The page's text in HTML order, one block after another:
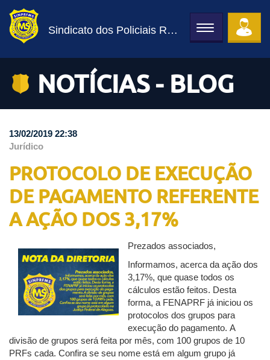
Sindicato dos Policiais Rodoviários Federais
Toggle
navigation
NOTÍCIAS - BLOG
13/02/2019 22:38
Jurídico
PROTOCOLO DE EXECUÇÃO
DE PAGAMENTO REFERENTE
A AÇÃO DOS 3,17%
Prezados associados,
Informamos, acerca da ação dos
3,17%, que quase todos os
cálculos estão feitos. Desta
forma, a FENAPRF já iniciou os
protocolos dos grupos para
execução do pagamento. A
divisão de grupos será feita por mês, com 100 grupos de 10
PRFs cada. Confira se seu nome está em algum grupo já